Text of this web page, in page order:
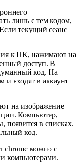
лишь с тем кодом,
текущий сеанс
к ПК, нажимают на
доступ. В
код. На
и входят в аккаунт
на изображение
Компьютер,
появится в списках.
код.
chrome можно с
компьютерами.